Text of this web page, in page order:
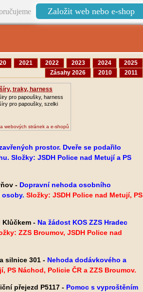
Založit web nebo e-shop
2025
2024
2023
2022
2021
2011
2010
Zásahy 2026
traky, harness
pro papoušky, harness
pro papoušky, szelki
webových stránek a e-shopů
prostor. Dveře se podařilo
Složky: JSDH Police nad Metují a PS
- Dopravní nehoda osobního
Složky: JSDH Police nad Metují, PS
Klůčkem - Na žádost KOS ZZS Hradec
ZZS Broumov, JSDH Police nad
silnice 301 - Nehoda dodávkového a
PS Náchod, Policie ČR a ZZS Broumov.
přejezd P5117 - Pomoc s vyproštěním